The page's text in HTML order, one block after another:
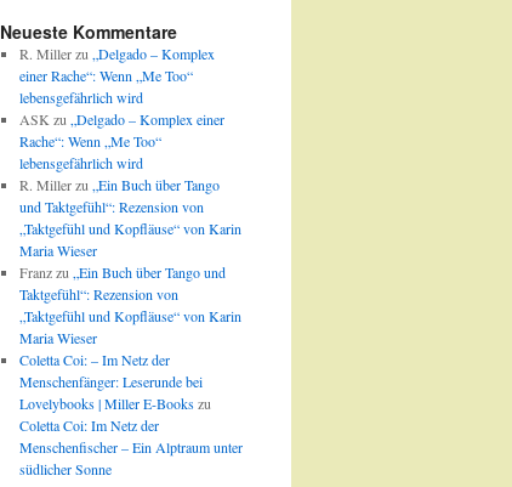
Neueste Kommentare
R. Millerzu „Delgado – Komplex
einer Rache“: Wenn „Me Too“
lebensgefährlich wird
ASK zu „Delgado – Komplex einer
Rache“: Wenn „Me Too“
lebensgefährlich wird
R. Millerzu „Ein Buch über Tango
und Taktgefühl“: Rezension von
„Taktgefühl und Kopfläuse“ von Karin
Maria Wieser
Franzzu „Ein Buch über Tango und
Taktgefühl“: Rezension von
„Taktgefühl und Kopfläuse“ von Karin
Maria Wieser
Coletta Coi: – Im Netz der
Menschenfänger: Leserunde bei
Lovelybooks | Miller E-Bookszu
Coletta Coi: Im Netz der
Menschenfischer – Ein Alptraum unter
südlicher Sonne